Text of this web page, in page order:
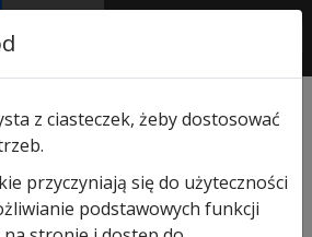
AUTORYZOWANY
PARTNER & SERWIS
Dark Oak 2440×2205 pasy
z ciasteczek, żeby dostosować
przyczyniają się do użyteczności
podstawowych funkcji